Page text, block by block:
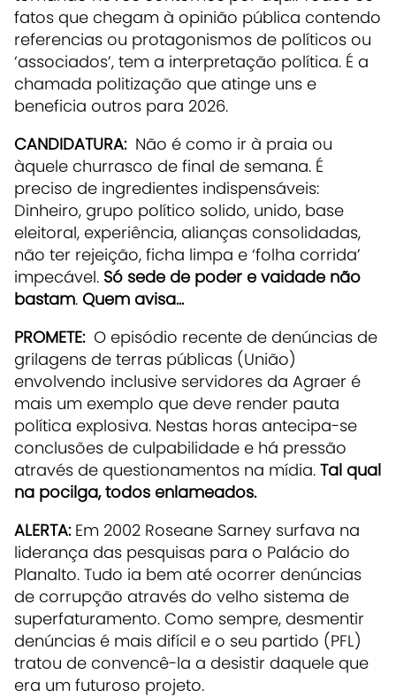
fatos que chegam à opinião pública contendo
referencias ou protagonismos de políticos ou
‘associados’, tem a interpretação política. É a
chamada politização que atinge uns e
beneficia outros para 2026.
CANDIDATURA:Não é como ir à praia ou
àquele churrasco de final de semana. É
preciso de ingredientes indispensáveis:
Dinheiro, grupo político solido, unido, base
eleitoral, experiência, alianças consolidadas,
não ter rejeição, ficha limpa e ‘folha corrida’
impecável. Só sede de poder e vaidade não
bastam. Quem avisa...
PROMETE: O episódio recente de denúncias de
grilagens de terras públicas (União)
envolvendo inclusive servidores da Agraer é
mais um exemplo que deve render pauta
política explosiva. Nestas horas antecipa-se
conclusões de culpabilidade e há pressão
através de questionamentos na mídia. Tal qual
na pocilga, todos enlameados.
ALERTA:Em 2002 Roseane Sarney surfava na
liderança das pesquisas para o Palácio do
Planalto. Tudo ia bem até ocorrer denúncias
de corrupção através do velho sistema de
superfaturamento. Como sempre, desmentir
denúncias é mais difícil e o seu partido (PFL)
tratou de convencê-la a desistir daquele que
era um futuroso projeto.